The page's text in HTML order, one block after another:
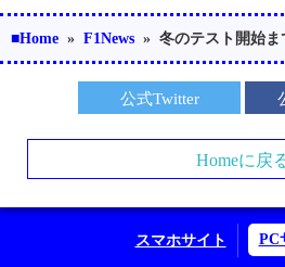
■Home » F1News » 冬のテスト開始ま
公式Twitter
Homeに戻
スマホサイト PC